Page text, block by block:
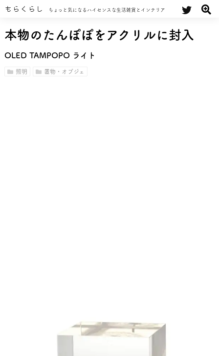
もらくらし ちょっと気になるハイセンスな生活雑貨とインテリア
本物のたんぽぽをアクリルに封入
OLED TAMPOPO ライト
照明 置物・オブジェ